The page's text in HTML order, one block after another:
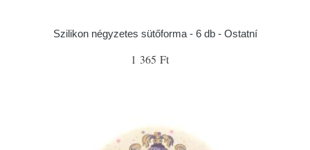
Szilikon négyzetes sütőforma - 6 db - Ostatní
1 365 Ft